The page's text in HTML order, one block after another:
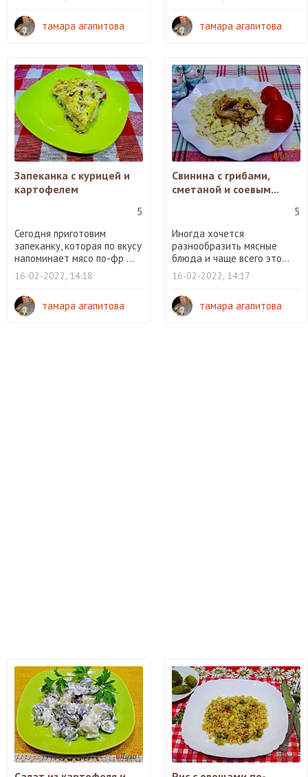
тамара агапитова тамара агапитова
Запеканка с курицей и
картофелем
5
Сегодня приготовим
запеканку, которая по вкусу
напоминает мясо по-фр ...
16-02-2022, 14:18
тамара агапитова
Свинина с грибами,
сметаной и соевым...
5
Иногда хочется
разнообразить мясные
блюда и чаще всего это...
16-02-2022, 14:17
тамара агапитова